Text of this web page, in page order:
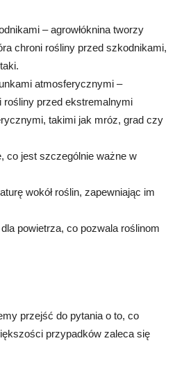
– agrowłóknina tworzy
chroni rośliny przed szkodnikami,
atmosferycznymi –
rośliny przed ekstremalnymi
takimi jak mróz, grad czy
co jest szczególnie ważne w
wokół roślin, zapewniając im
powietrza, co pozwala roślinom
przejść do pytania o to, co
przypadków zaleca się